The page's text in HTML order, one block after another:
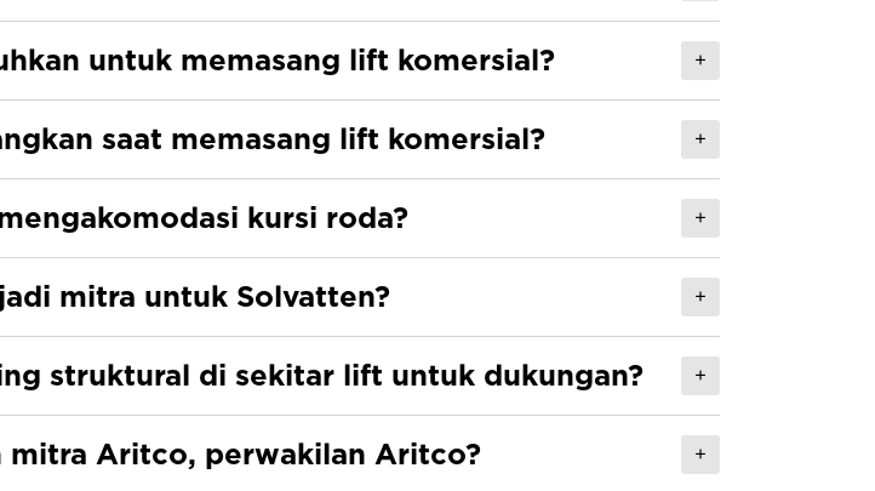
untuk memasang lift komersial? +
saat memasang lift komersial? +
kursi roda? +
mitra untuk Solvatten? +
struktural di sekitar lift untuk dukungan? +
mitra Aritco, perwakilan Aritco? +